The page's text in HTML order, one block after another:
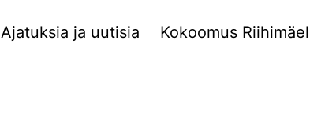
Ajatuksia ja uutisia Kokoomus